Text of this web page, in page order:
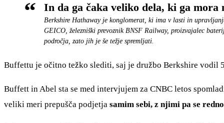
In da ga čaka veliko dela, ki ga mora
Berkshire Hathaway je konglomerat, ki ima v lasti in
GEICO, železniški prevoznik BNSF Railway, proizvajalec
področja, zato jih je še težje spremljati.
Buffettu je očitno težko slediti, saj je družbo Berkshire vodil
Buffett in Abel sta se med intervjujem za CNBC letos
veliki meri prepušča podjetja samim sebi, z njimi pa se